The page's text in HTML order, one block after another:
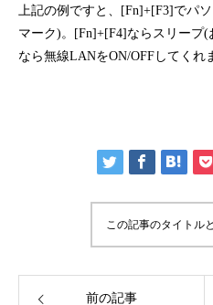
上記の例ですと、[Fn]+[F3]でパ
マーク)。[Fn]+[F4]ならスリープ
なら無線LANをON/OFFしてくれ
この記事のタイトル
前の記事